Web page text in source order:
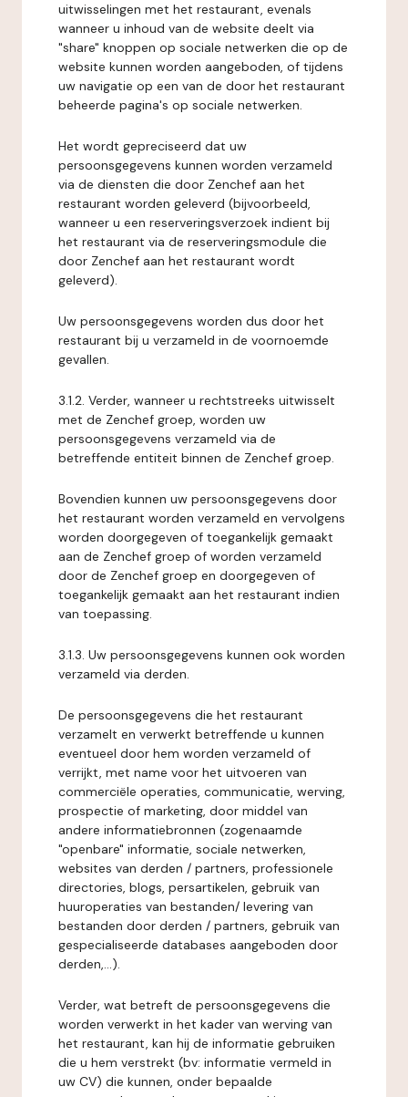
uitwisselingen met het restaurant, evenals
wanneer u inhoud van de website deelt via
"share" knoppen op sociale netwerken die op de
website kunnen worden aangeboden, of tijdens
uw navigatie op een van de door het restaurant
beheerde pagina's op sociale netwerken.
Het wordt gepreciseerd dat uw
persoonsgegevens kunnen worden verzameld
via de diensten die door Zenchef aan het
restaurant worden geleverd (bijvoorbeeld,
wanneer u een reserveringsverzoek indient bij
het restaurant via de reserveringsmodule die
door Zenchef aan het restaurant wordt
geleverd).
Uw persoonsgegevens worden dus door het
restaurant bij u verzameld in de voornoemde
gevallen.
3.1.2. Verder, wanneer u rechtstreeks uitwisselt
met de Zenchef groep, worden uw
persoonsgegevens verzameld via de
betreffende entiteit binnen de Zenchef groep.
Bovendien kunnen uw persoonsgegevens door
het restaurant worden verzameld en vervolgens
worden doorgegeven of toegankelijk gemaakt
aan de Zenchef groep of worden verzameld
door de Zenchef groep en doorgegeven of
toegankelijk gemaakt aan het restaurant indien
van toepassing.
3.1.3. Uw persoonsgegevens kunnen ook worden
verzameld via derden.
De persoonsgegevens die het restaurant
verzamelt en verwerkt betreffende u kunnen
eventueel door hem worden verzameld of
verrijkt, met name voor het uitvoeren van
commerciële operaties, communicatie, werving,
prospectie of marketing, door middel van
andere informatiebronnen (zogenaamde
"openbare" informatie, sociale netwerken,
websites van derden / partners, professionele
directories, blogs, persartikelen, gebruik van
huuroperaties van bestanden/ levering van
bestanden door derden / partners, gebruik van
gespecialiseerde databases aangeboden door
derden,...).
Verder, wat betreft de persoonsgegevens die
worden verwerkt in het kader van werving van
het restaurant, kan hij de informatie gebruiken
die u hem verstrekt (bv: informatie vermeld in
uw CV) die kunnen, onder bepaalde